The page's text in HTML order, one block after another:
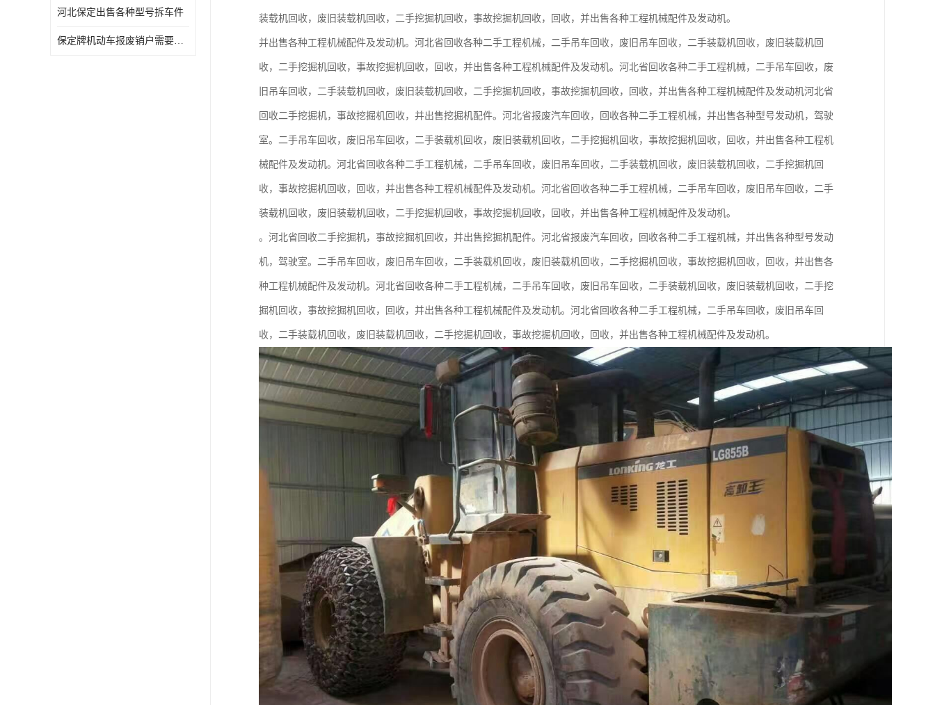
河北保定出售各种型号拆车件
保定牌机动车报废销户需要带哪些手续，流程咨询
装载机回收，废旧装载机回收，二手挖掘机回收，事故挖掘机回收，回收，并出售各种工程机械配件及发动机。
并出售各种工程机械配件及发动机。河北省回收各种二手工程机械，二手吊车回收，废旧吊车回收，二手装载机回收，废旧装载机回
收，二手挖掘机回收，事故挖掘机回收，回收，并出售各种工程机械配件及发动机。河北省回收各种二手工程机械，二手吊车回收，废
旧吊车回收，二手装载机回收，废旧装载机回收，二手挖掘机回收，事故挖掘机回收，回收，并出售各种工程机械配件及发动机河北省
回收二手挖掘机，事故挖掘机回收，并出售挖掘机配件。河北省报废汽车回收，回收各种二手工程机械，并出售各种型号发动机，驾驶
室。二手吊车回收，废旧吊车回收，二手装载机回收，废旧装载机回收，二手挖掘机回收，事故挖掘机回收，回收，并出售各种工程机
械配件及发动机。河北省回收各种二手工程机械，二手吊车回收，废旧吊车回收，二手装载机回收，废旧装载机回收，二手挖掘机回
收，事故挖掘机回收，回收，并出售各种工程机械配件及发动机。河北省回收各种二手工程机械，二手吊车回收，废旧吊车回收，二手
装载机回收，废旧装载机回收，二手挖掘机回收，事故挖掘机回收，回收，并出售各种工程机械配件及发动机。
。河北省回收二手挖掘机，事故挖掘机回收，并出售挖掘机配件。河北省报废汽车回收，回收各种二手工程机械，并出售各种型号发动
机，驾驶室。二手吊车回收，废旧吊车回收，二手装载机回收，废旧装载机回收，二手挖掘机回收，事故挖掘机回收，回收，并出售各
种工程机械配件及发动机。河北省回收各种二手工程机械，二手吊车回收，废旧吊车回收，二手装载机回收，废旧装载机回收，二手挖
掘机回收，事故挖掘机回收，回收，并出售各种工程机械配件及发动机。河北省回收各种二手工程机械，二手吊车回收，废旧吊车回
收，二手装载机回收，废旧装载机回收，二手挖掘机回收，事故挖掘机回收，回收，并出售各种工程机械配件及发动机。